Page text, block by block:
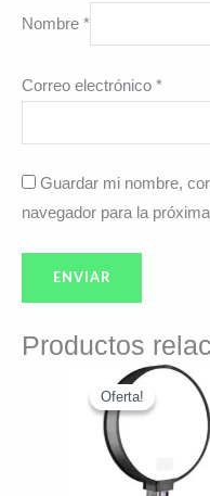
Nombre *
Correo electrónico *
Guardar mi nombre,
navegador para la
Productos
Oferta!
Oferta!
El
precio
original
es: